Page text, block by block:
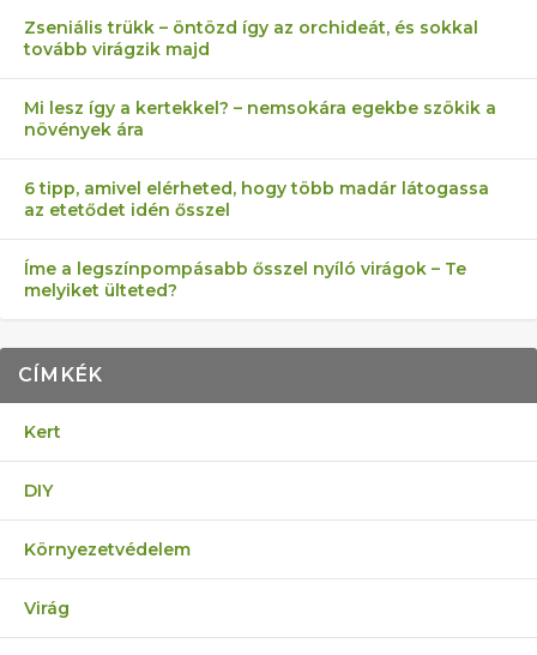
Zseniális trükk – öntözd így az orchideát, és sokkal
tovább virágzik majd
Mi lesz így a kertekkel? – nemsokára egekbe szökik a
növények ára
6 tipp, amivel elérheted, hogy több madár látogassa
az etetődet idén ősszel
Íme a legszínpompásabb ősszel nyíló virágok – Te
melyiket ülteted?
CÍMKÉK
Kert
DIY
Környezetvédelem
Virág